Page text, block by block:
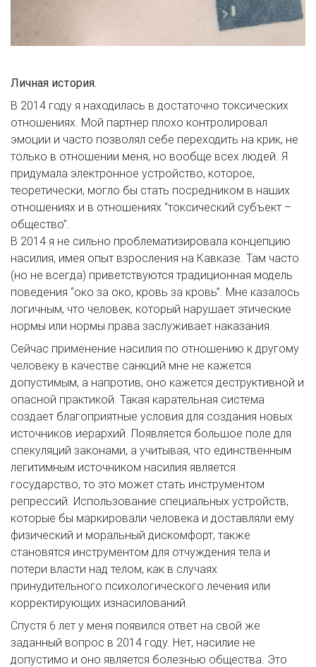
Личная история.
В 2014 году я находилась в достаточно токсических
отношениях. Мой партнер плохо контролировал
эмоции и часто позволял себе переходить на крик, не
только в отношении меня, но вообще всех людей. Я
придумала электронное устройство, которое,
теоретически, могло бы стать посредником в наших
отношениях и в отношениях “токсический субъект –
общество”.
В 2014 я не сильно проблематизировала концепцию
насилия, имея опыт взросления на Кавказе. Там часто
(но не всегда) приветствуются традиционная модель
поведения “око за око, кровь за кровь”. Мне казалось
логичным, что человек, который нарушает этические
нормы или нормы права заслуживает наказания.
Сейчас применение насилия по отношению к другому
человеку в качестве санкций мне не кажется
допустимым, а напротив, оно кажется деструктивной и
опасной практикой. Такая карательная система
создает благоприятные условия для создания новых
источников иерархий. Появляется большое поле для
спекуляций законами, а учитывая, что единственным
легитимным источником насилия является
государство, то это может стать инструментом
репрессий. Использование специальных устройств,
которые бы маркировали человека и доставляли ему
физический и моральный дискомфорт, также
становятся инструментом для отчуждения тела и
потери власти над телом, как в случаях
принудительного психологического лечения или
корректирующих изнасилований.
Спустя 6 лет у меня появился ответ на свой же
заданный вопрос в 2014 году. Нет, насилие не
допустимо и оно является болезнью общества. Это